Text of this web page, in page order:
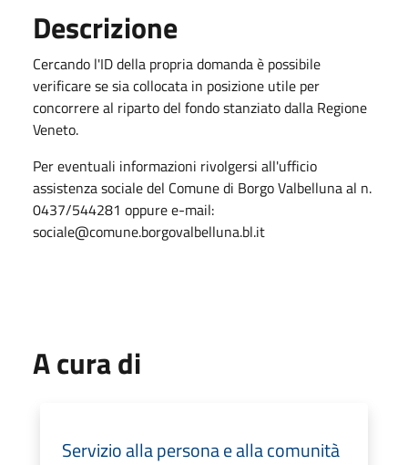
Descrizione
Cercando l'ID della propria domanda è possibile
verificare se sia collocata in posizione utile per
concorrere al riparto del fondo stanziato dalla Regione
Veneto.
Per eventuali informazioni rivolgersi all'ufficio
assistenza sociale del Comune di Borgo Valbelluna al n.
0437/544281 oppure e-mail:
sociale@comune.borgovalbelluna.bl.it
A cura di
Servizio alla persona e alla comunità